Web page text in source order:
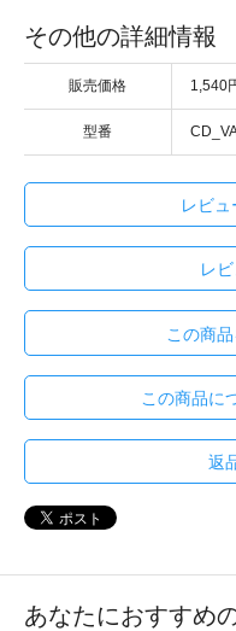
その他の詳細情報
販売価格 1,540
型番
レビ
レ
この商
この商品に
返
あなたにおすすめ